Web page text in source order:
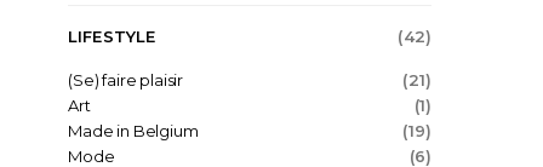
LIFESTYLE (42)
(Se) faire plaisir
(21)
Art
(1)
Made in Belgium
(19)
Mode
(6)